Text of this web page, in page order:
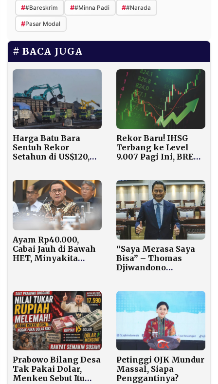
##Bareskrim ##Minna Padi ##Narada
#Pasar Modal
BACA JUGA
Harga Batu Bara
Sentuh Rekor
Setahun di US$120,
Rekor Baru! IHSG
Terbang ke Level
9.007 Pagi Ini, BREN
Ayam Rp40.000,
Cabai Jauh di Bawah
HET, Minyakita
“Saya Merasa Saya
Bisa” – Thomas
Djiwandono
Moneter Jadi Deputi
Gubernur BI
Prabowo Bilang Desa
Tak Pakai Dolar,
Menkeu Sebut Itu
Petinggi OJK Mundur
Massal, Siapa
Penggantinya?